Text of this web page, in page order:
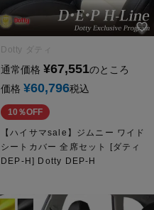
Dotty ダティ
通常価格 ¥67,551のところ
価格 ¥60,796税込
10％OFF
【ハイサマsale】ジムニー ワイド
シートカバー 全席セット [ダティ
DEP-H] Dotty DEP-H